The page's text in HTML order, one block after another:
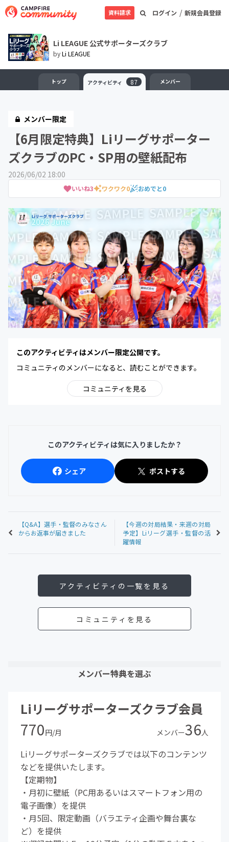
ログイン / 新規会員登録
資料請求
Li LEAGUE 公式サポーターズクラブ
byLi LEAGUE
トップ アクティビティ 87 メンバー
メンバー限定
【6月限定特典】Liリーグサポーター
ズクラブのPC・SP用の壁紙配布
2026/06/02 18:00
いいね3 ワクワク0 おめでと0
このアクティビティはメンバー限定公開です。
コミュニティのメンバーになると、読むことができます。
コミュニティを見る
このアクティビティは気に入りましたか？
シェア ポストする
【Q&A】選手・監督のみなさん
からお返事が届きました
【今週の対局結果・来週の対局
予定】Liリーグ選手・監督の活
躍情報
アクティビティの一覧を見る
コミュニティを見る
メンバー特典を選ぶ
Liリーグサポーターズクラブ会員
770円/月 メンバー36人
Liリーグサポーターズクラブでは以下のコンテンツ
などを提供いたします。
【定期物】
・月初に壁紙（PC用あるいはスマートフォン用の
電子画像）を提供
・月5回、限定動画（バラエティ企画や舞台裏な
ど）を提供